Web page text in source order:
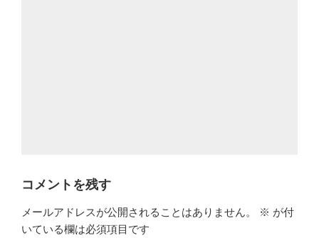
コメントを残す
メールアドレスが公開されることはありません。 ※ が付
いている欄は必須項目です